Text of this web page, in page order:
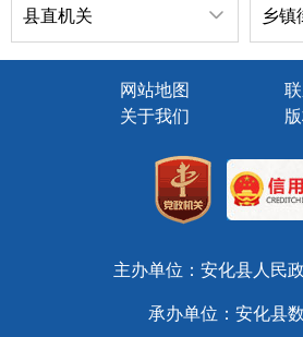
县直机关 乡镇
网站地图
关于我们
主办单位：安化县人民
承办单位：安化县